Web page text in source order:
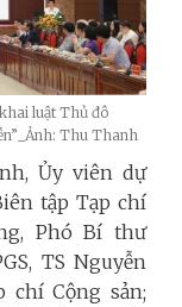
luật Thủ đô
Thu Thanh
Ủy viên dự
tập Tạp chí
Phó Bí thư
TS Nguyễn
chí Cộng sản;